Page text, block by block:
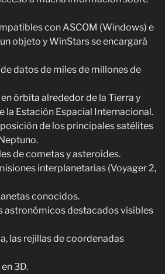
con ASCOM (Windows) e
objeto y WinStars se encargará
datos de miles de millones de
órbita alrededor de la Tierra y
la Estación Espacial Internacional.
de los principales satélites
de cometas y asteroides.
interplanetarias (Voyager 2,
conocidos.
astronómicos destacados visibles
las rejillas de coordenadas
3D.